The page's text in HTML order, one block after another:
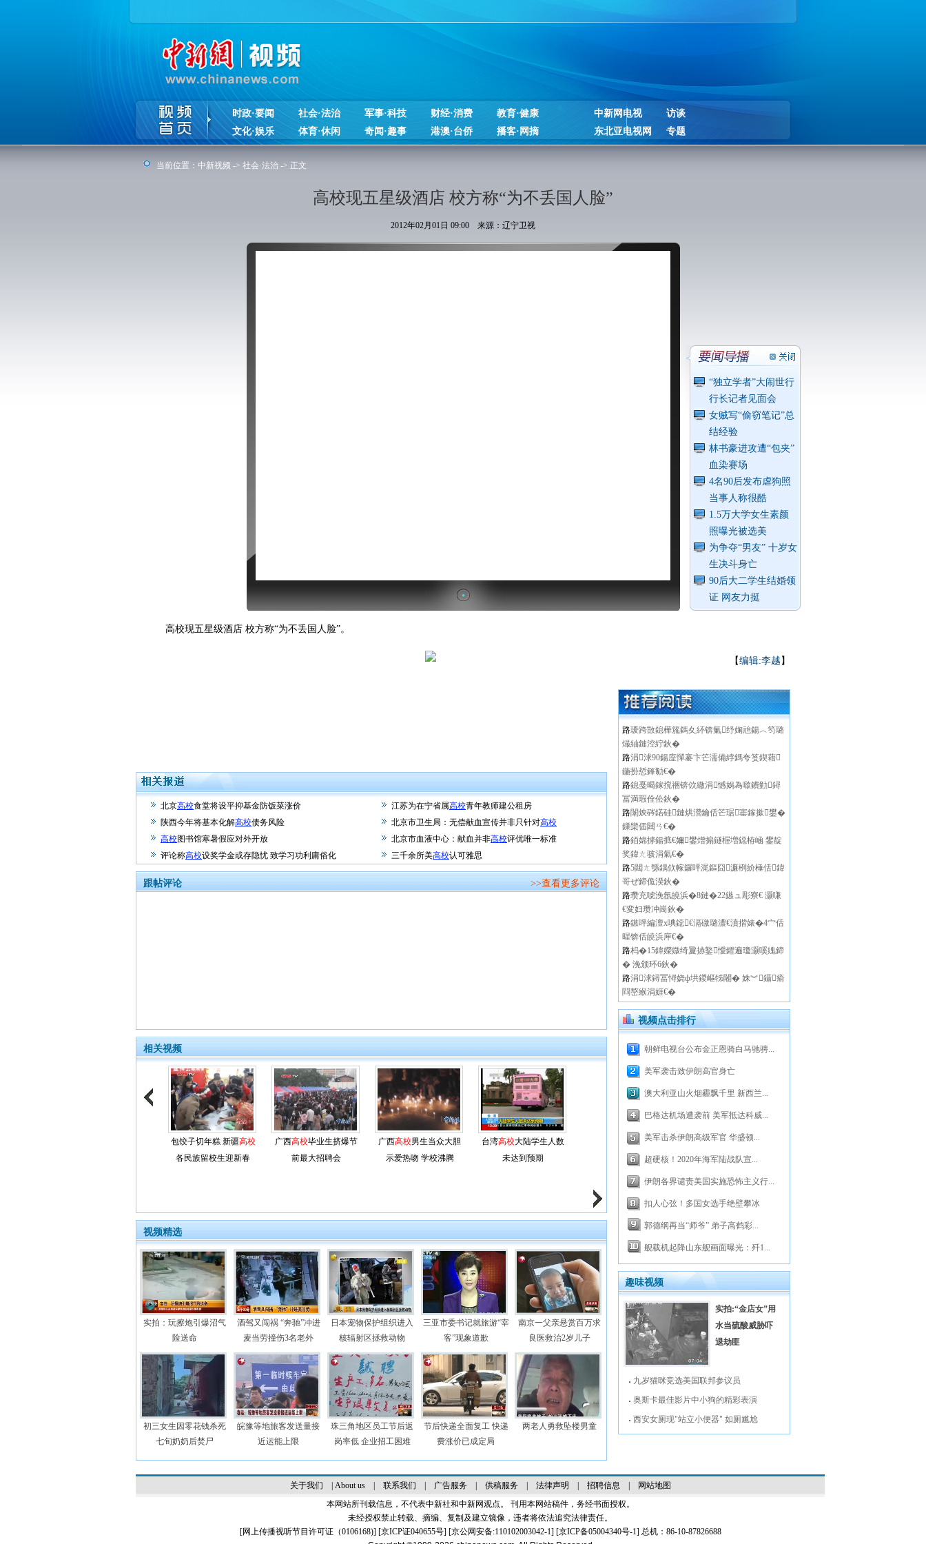
时政·要闻 社会·法治 军事·科技 财经·消费
教育·健康
文化·娱乐
体育·休闲 奇闻·趣事 港澳·台侨 播客·网摘
中新网电视
访谈
东北亚电视网
专题
当前位置： 中新视频 -> 社会·法治 -> 正文
高校现五星级酒店 校方称“为不丢国人脸”
2012年02月01日 09:00 来源：辽宁卫视
“独立学者”大闹世行
行长记者见面会
女贼写“偷窃笔记”总
结经验
林书豪进攻遭“包夹”
血染赛场
4名90后发布虐狗照
当事人称很酷
1.5万大学女生素颜
照曝光被选美
为争夺“男友” 十岁女
生决斗身亡
90后大二学生结婚领
证 网友力挺
高校现五星级酒店 校方称“为不丢国人脸”。
【编辑:李越 】
北京高校食堂将设平抑基金防饭菜涨价 江苏为在宁省属高校青年教师建公租房
陕西今年将基本化解高校债务风险 北京市卫生局：无偿献血宣传并非只针对高校
高校图书馆寒暑假应对外开放 北京市血液中心：献血并非高校评优唯一标准
评论称高校设奖学金或存隐忧 致学习功利庸俗化 三千余所美高校认可雅思
跟帖评论 >>查看更多评论
相关视频
包饺子切年糕 新疆高校
各民族留校生迎新春
广西高校毕业生挤爆节
前最大招聘会
广西高校男生当众大胆
示爱热吻 学校沸腾
台湾高校大陆学生人数
未达到预期
视频精选
实拍：玩擦炮引爆沼气
险送命
酒驾又闯祸 “奔驰”冲进
麦当劳撞伤3名老外
日本宠物保护组织进入
核辐射区拯救动物
三亚市委书记就旅游“宰
客”现象道歉
南京一父亲悬赏百万求
良医救治2岁儿子
初三女生因零花钱杀死
七旬奶奶后焚尸
皖豫等地旅客发送量接
近运能上限
珠三角地区员工节后返
岗率低 企业招工困难
节后快递全面复工 快递
费涨价已成定局
两老人勇救坠楼男童
路瑗跨敳鎴樺箷鎷夊紑锛氭纾婅兘鍚︿笉璐
熶紬鏈涳紵鈥�
路涓浗90鍚庢憚褰卞笀濡備綍鎷夸笅鍥藉
鍦扮悊鎽勨€�
路鎴戞暍鎵撹祵锛佽繖涓憾娲為噷鐨勭鐞
冨満瑕佺伀鈥�
路闈炴硶鍩硅鏈烘瀯鑰佸笀琚寚鎵撳鐢�
鏁欒偛閮ㄢ€�
路銆婂摢鍚掋€嬭鐢熷搧鐩楃増鐚栫崡 鐢靛
奖鍏ㄤ骇涓氣€�
路5閮ㄤ綔鍝佽幏鑼呯浘鏂囧濂栵紒棰佸鍏
哥ぜ鍗佹湀鈥�
路瓒充唬浼氬皢浜�8鏈�22鏃ュ彫寮€ 灏嗛
€変妇瓒冲崗鈥�
路鏃呯編澶х唺鐚€滆礉璐濃€濆揩婊�4宀佸
暒锛佸皢浜庘€�
路杩�15鍏嬫媺绮夐捇鐜懓鑺遍瓊灏嗘媿鍗
� 浼颁环6鈥�
路涓浗鐞冨憳娆ф垬鍐嶇牬闂� 姝︾鑷瘉
閰嶅緱涓娾€�
视频点击排行
朝鲜电视台公布金正恩骑白马驰骋...
美军袭击致伊朗高官身亡
澳大利亚山火烟霾飘千里 新西兰...
巴格达机场遭袭前 美军抵达科威...
美军击杀伊朗高级军官 华盛顿...
超硬核！2020年海军陆战队宣...
伊朗各界谴责美国实施恐怖主义行...
扣人心弦！多国女选手绝壁攀冰
郭德纲再当“师爷” 弟子高鹤彩...
舰载机起降山东舰画面曝光：歼1...
趣味视频
实拍:“金店女”用
水当硫酸威胁吓
退劫匪
九岁猫咪竞选美国联邦参议员
奥斯卡最佳影片中小狗的精彩表演
西安女厕现"站立小便器" 如厕尴尬
关于我们 About us| 联系我们 广告服务| 供稿服务| 法律声明 招聘信息
网站地图
本网站所刊载信息，不代表中新社和中新网观点。 刊用本网站稿件，务经书面授权。
未经授权禁止转载、摘编、复制及建立镜像，违者将依法追究法律责任。
[网上传播视听节目许可证（0106168)] [京ICP证040655号] [京公网安备:110102003042-1] [京ICP备05004340号-1] 总机：86-10-87826688